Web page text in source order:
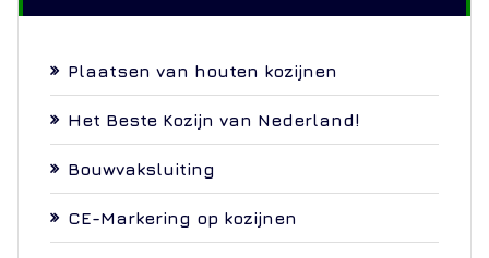
Plaatsen van houten kozijnen
Het Beste Kozijn van Nederland!
Bouwvaksluiting
CE-Markering op kozijnen